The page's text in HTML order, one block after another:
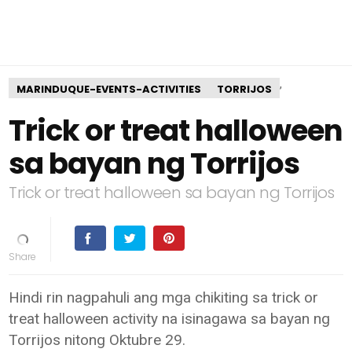
MARINDUQUE-EVENTS-ACTIVITIES ,
TORRIJOS
Trick or treat halloween
sa bayan ng Torrijos
Trick or treat halloween sa bayan ng Torrijos
Hindi rin nagpahuli ang mga chikiting sa trick or
treat halloween activity na isinagawa sa bayan ng
Torrijos nitong Oktubre 29.